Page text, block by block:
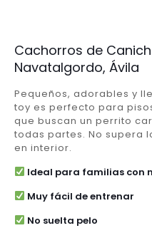
Cachorros de
Navatalgordo, Ávila
Pequeños, adorables y
toy es perfecto para
que buscan un perrito
todas partes. No supera
en interior.
Ideal para familias con
Muy fácil de entrenar
No suelta pelo